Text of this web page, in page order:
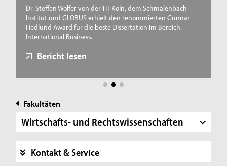
Dr. Steffen Wolfer von der TH Köln, dem Schmalenbach
Institut und GLOBUS erhielt den renommierten Gunnar
Hedlund Award für die beste Dissertation im Bereich
International Business.
Bericht lesen
Fakultäten
Wirtschafts- und Rechtswissenschaften
Kontakt & Service